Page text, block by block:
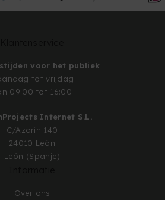
voor het publiek
tot vrijdag
09:00 tot 16:00
Internet S.L.
C/Azorín 140
24010 León
León (Spanje)
Over ons